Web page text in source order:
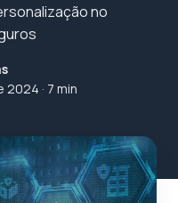
no
2024 · 7 min